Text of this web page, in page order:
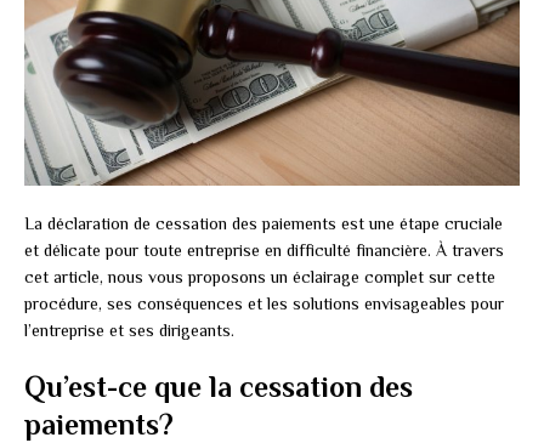
La déclaration de cessation des paiements est une étape cruciale
et délicate pour toute entreprise en difficulté financière. À travers
cet article, nous vous proposons un éclairage complet sur cette
procédure, ses conséquences et les solutions envisageables pour
l’entreprise et ses dirigeants.
Qu’est-ce que la cessation des
paiements?